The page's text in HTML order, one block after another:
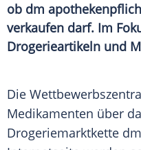
ob dm
verkaufen darf. Im
Drogerieartikeln und
Die
Medikamenten über
Drogeriemarktkette